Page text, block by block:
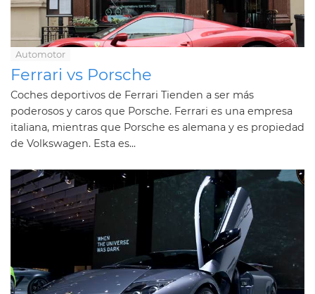
Automotor
Ferrari vs Porsche
Coches deportivos de Ferrari Tienden a ser más
poderosos y caros que Porsche. Ferrari es una empresa
italiana, mientras que Porsche es alemana y es propiedad
de Volkswagen. Esta es...